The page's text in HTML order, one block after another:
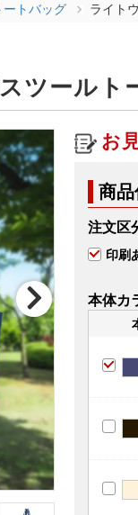
ートバッグ ライト
ツールト
お
商
注文区
印刷
本体カ